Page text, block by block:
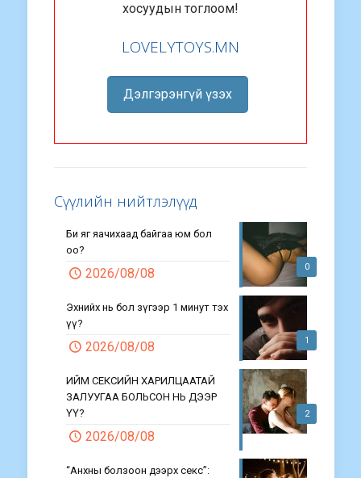
хосуудын тоглоом!
LOVELYTOYS.MN
Дэлгэрэнгүй үзэх
Сүүлийн нийтлэлүүд
0
Би яг яачихаад байгаа юм бол
оо?
2026/08/08
1
Эхнийх нь бол зүгээр 1 минут тэх
үү?
2026/08/08
2
ИЙМ СЕКСИЙН ХАРИЛЦААТАЙ
ЗАЛУУГАА БОЛЬСОН НЬ ДЭЭР
ҮҮ?
2026/08/08
“Анхны болзоон дээрх секс”: